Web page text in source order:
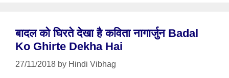
बादल को घिरते देखा है कविता नागार्जुन Badal
Ko Ghirte Dekha Hai
27/11/2018 by Hindi Vibhag